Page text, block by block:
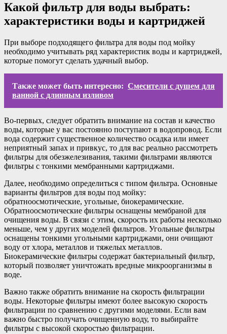
Какой фильтр для воды выбрать:
характеристики воды и картриджей
При выборе подходящего фильтра для воды под мойку
необходимо учитывать ряд характеристик воды и картриджей,
которые помогут сделать удачный выбор.
Также может быть интересно: Смесители с душем для
ванной с длинным изливом
Во-первых, следует обратить внимание на состав и качество
воды, которые у вас постоянно поступают в водопровод. Если
вода содержит существенное количество осадка или имеет
неприятный запах и привкус, то для вас реально рассмотреть
фильтры для обезжелезивания, такими фильтрами являются
фильтры с тонкими мембранными картриджами.
Далее, необходимо определиться с типом фильтра. Основные
варианты фильтров для воды под мойку:
обратноосмотические, угольные, биокерамические.
Обратноосмотические фильтры оснащены мембраной для
очищения воды. В связи с этим, скорость их работы несколько
меньше, чем у других моделей фильтров. Угольные фильтры
оснащены тонкими угольными картриджами, они очищают
воду от хлора, металлов и тяжелых металлов.
Биокерамические фильтры содержат бактериальный фильтр,
который позволяет уничтожать вредные микроорганизмы в
воде.
Важно также обратить внимание на скорость фильтрации
воды. Некоторые фильтры имеют более высокую скорость
фильтрации по сравнению с другими моделями. Если вам
важно быстро получать очищенную воду, то выбирайте
фильтры с высокой скоростью фильтрации.